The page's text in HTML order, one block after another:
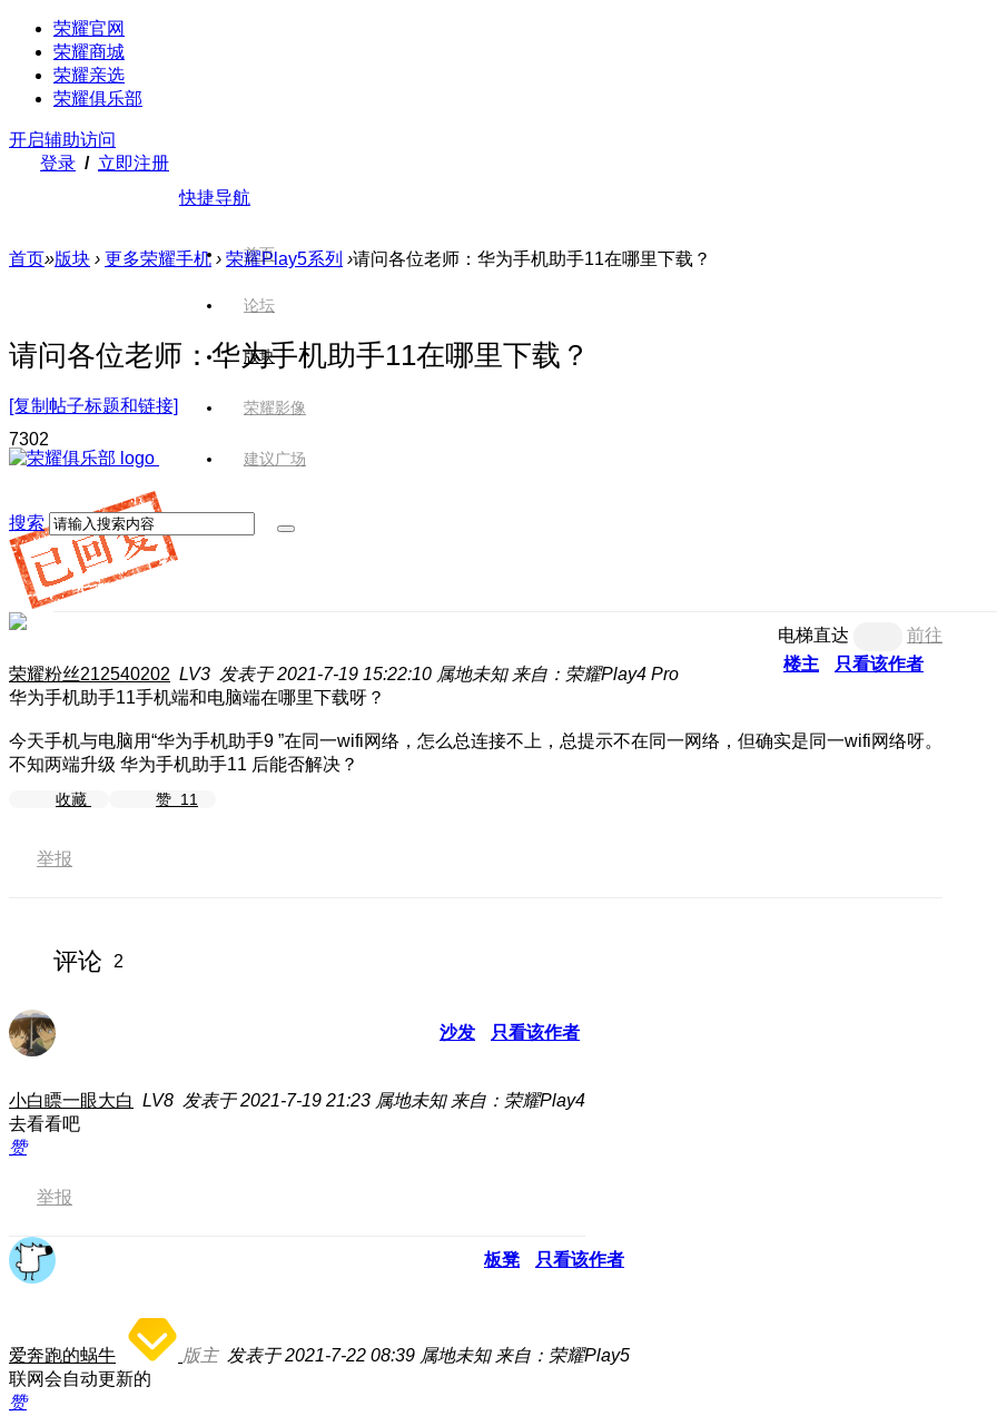
荣耀官网
荣耀商城
荣耀亲选
荣耀俱乐部
开启辅助访问
登录 / 立即注册
快捷导航
首页
论坛
版块
荣耀影像
建议广场
搜索
首页»版块 › 更多荣耀手机 › 荣耀Play5系列 ›请问各位老师：华为手机助手11在哪里下载？
请问各位老师：华为手机助手11在哪里下载？
[复制帖子标题和链接]
7302
电梯直达
前往
楼主
只看该作者
荣耀粉丝212540202 LV3 发表于 2021-7-19 15:22:10 属地未知 来自：荣耀Play4 Pro
华为手机助手11手机端和电脑端在哪里下载呀？
今天手机与电脑用“华为手机助手9 ”在同一wifi网络，怎么总连接不上，总提示不在同一网络，但确实是同一wifi网络呀。
不知两端升级 华为手机助手11 后能否解决？
收藏 赞 11
举报
评论 2
沙发 只看该作者
小白瞟一眼大白 LV8 发表于 2021-7-19 21:23 属地未知 来自：荣耀Play4
去看看吧
赞
举报
板凳 只看该作者
爱奔跑的蜗牛 版主 发表于 2021-7-22 08:39 属地未知 来自：荣耀Play5
联网会自动更新的
赞